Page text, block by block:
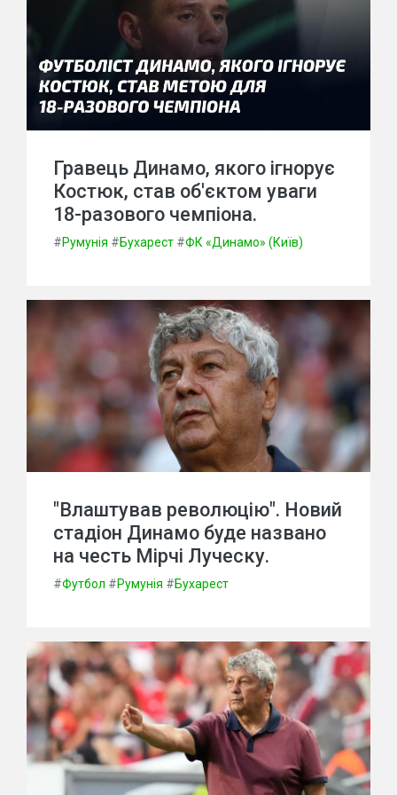
Гравець Динамо, якого ігнорує
Костюк, став об'єктом уваги
18-разового чемпіона.
#Румунія #Бухарест #ФК «Динамо» (Київ)
"Влаштував революцію". Новий
стадіон Динамо буде названо
на честь Мірчі Луческу.
#Футбол #Румунія #Бухарест